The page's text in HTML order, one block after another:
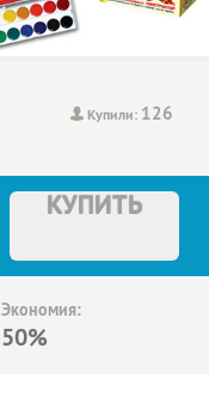
Купили: 126
КУПИТЬ
Экономия:
50%